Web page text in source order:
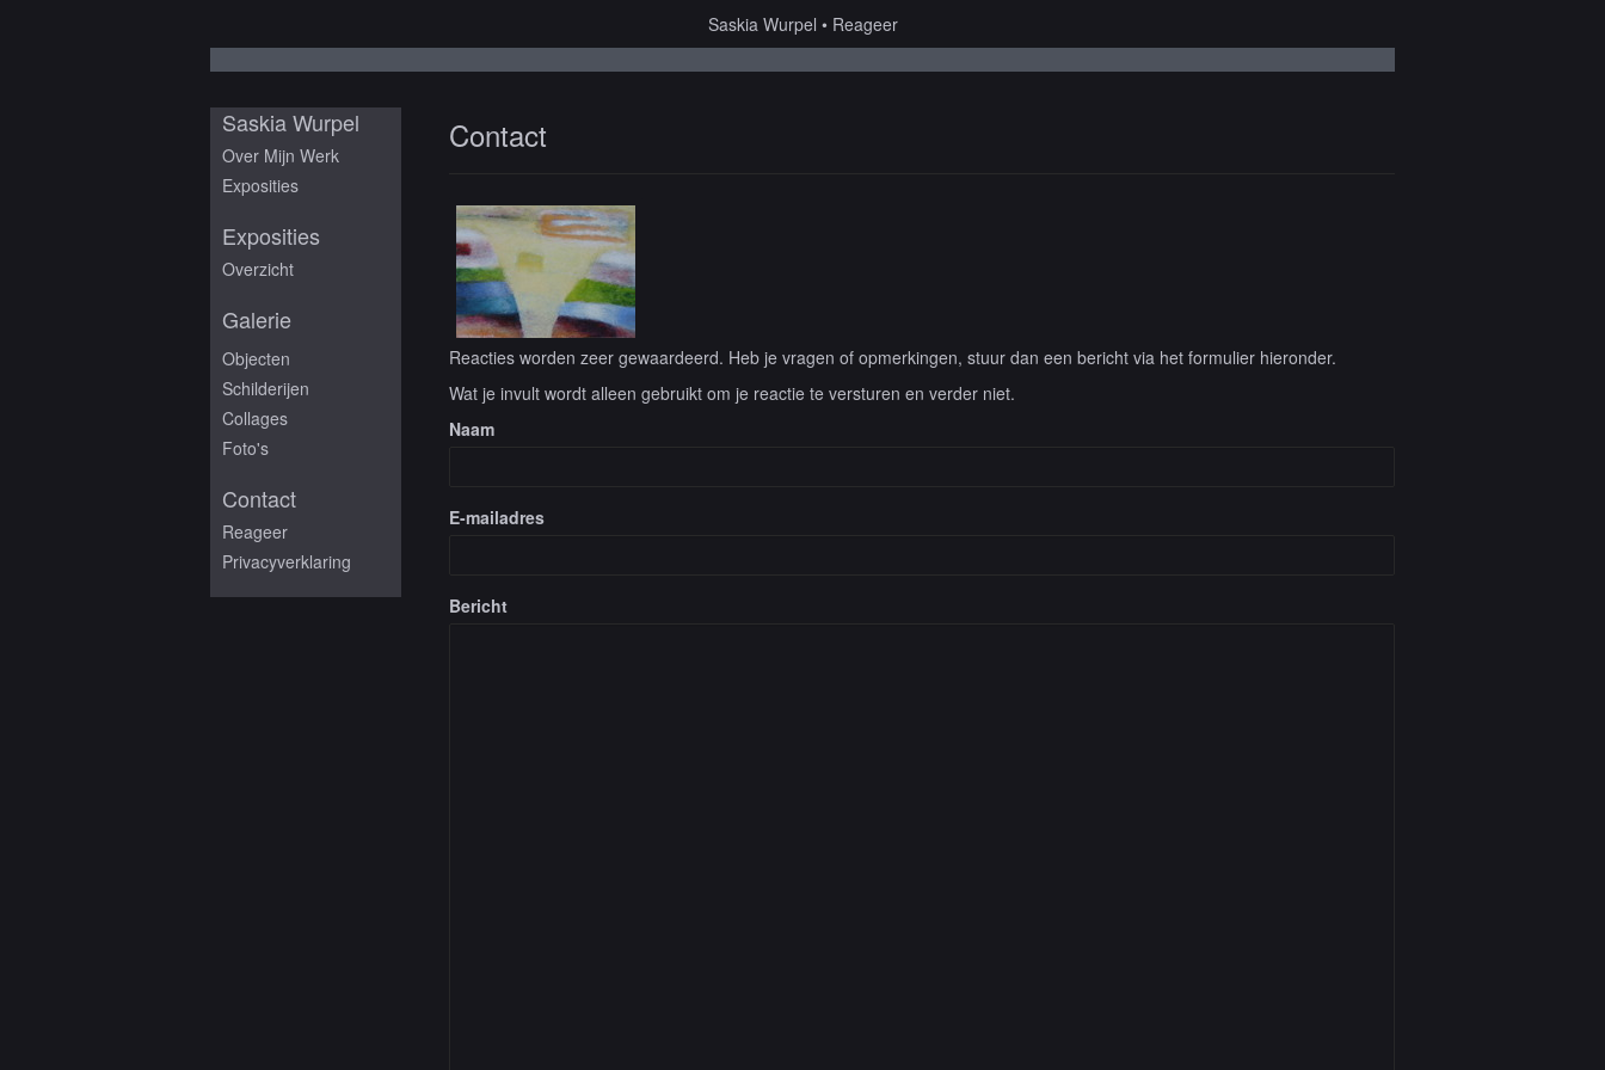
Saskia Wurpel Reageer
Contact
Reacties worden zeer gewaardeerd. Heb je vragen of opmerkingen, stuur dan een bericht via het formulier hieronder.
Wat je invult wordt alleen gebruikt om je reactie te versturen en verder niet.
Naam
E-mailadres
Bericht
Saskia Wurpel
Over Mijn Werk
Exposities
Exposities
Overzicht
Galerie
Objecten
Schilderijen
Collages
Foto's
Contact
Reageer
Privacyverklaring